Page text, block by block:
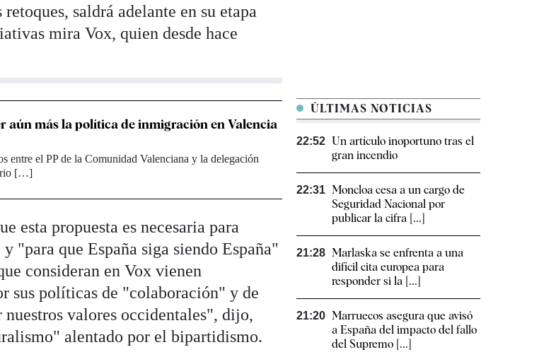
saldrá adelante en su etapa
mira Vox, quien desde hace
aún más la política de inmigración en Valencia
entre el PP de la Comunidad Valenciana y la delegación
[…]
esta propuesta es necesaria para
"para que España siga siendo España"
consideran en Vox vienen
sus políticas de "colaboración" y de
valores occidentales", dijo,
alentado por el bipartidismo.
ÚLTIMAS NOTICIAS
22:52 Un artículo inoportuno tras el
gran incendio
22:31 Moncloa cesa a un cargo de
Seguridad Nacional por
publicar la cifra [...]
21:28 Marlaska se enfrenta a una
difícil cita europea para
responder si la [...]
21:20 Marruecos asegura que avisó
a España del impacto del fallo
del Supremo [...]